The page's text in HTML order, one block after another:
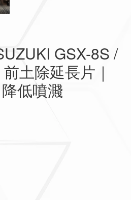
GSX-8S /
土除延長片｜
低噴濺